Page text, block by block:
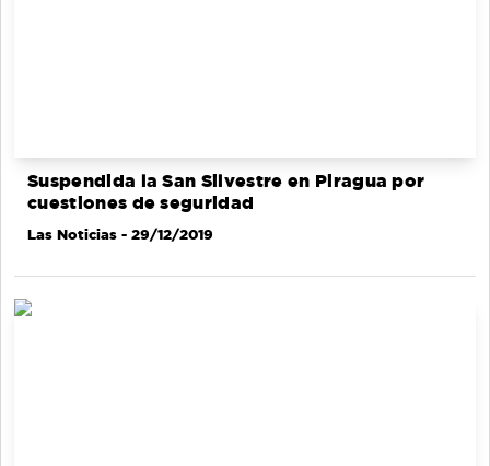
Suspendida la San Silvestre en Piragua por
cuestiones de seguridad
Las Noticias - 29/12/2019